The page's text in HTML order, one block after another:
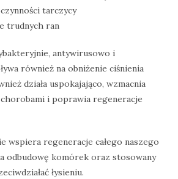
tarczycy
trudnych ran
antywirusowo i
również na obniżenie ciśnienia
działa uspokajająco, wzmacnia
i poprawia regeneracje
wspiera regeneracje całego naszego
odbudowę komórek oraz stosowany
łysieniu.